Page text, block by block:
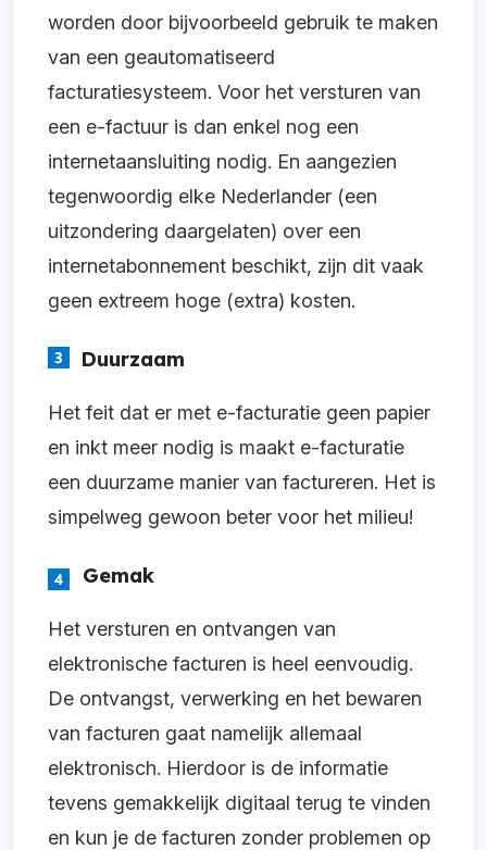
worden door bijvoorbeeld gebruik te maken
van een geautomatiseerd
facturatiesysteem. Voor het versturen van
een e-factuur is dan enkel nog een
internetaansluiting nodig. En aangezien
tegenwoordig elke Nederlander (een
uitzondering daargelaten) over een
internetabonnement beschikt, zijn dit vaak
geen extreem hoge (extra) kosten.
Duurzaam
Het feit dat er met e-facturatie geen papier
en inkt meer nodig is maakt e-facturatie
een duurzame manier van factureren. Het is
simpelweg gewoon beter voor het milieu!
Gemak
Het versturen en ontvangen van
elektronische facturen is heel eenvoudig.
De ontvangst, verwerking en het bewaren
van facturen gaat namelijk allemaal
elektronisch. Hierdoor is de informatie
tevens gemakkelijk digitaal terug te vinden
en kun je de facturen zonder problemen op